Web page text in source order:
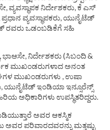
ವ್ಯವಸ್ಥಾಪಕ ನಿರ್ದೇಶಕರು, ಕೆ ಎಸ್
ವ್ಯವಸ್ಥಾಪಕರು, ಯುನೈಟೆಡ್
ರವರು ಒಡಂಬಡಿಕೆಗೆ ಸಹಿ
ನಿರ್ದೇಶಕರು (ಸಿಬಂದಿ &
ಮುಖಂಡರುಗಳಾದ ಅನಂತ
ಮುಖಂಡರುಗಳು , ಉಷಾ
ಯುನೈಟೆಡ್ ಇಂಡಿಯಾ ಇನ್ಸೂರೆನ್ಸ್
ಅಧಿಕಾರಿಗಳು ಉಪಸ್ಥಿತರಿದ್ದರು.
ಅವರ ಆಕಸ್ಮಿಕ
ಪರಿವಾರದವರನ್ನು ಮತ್ತಷ್ಟು